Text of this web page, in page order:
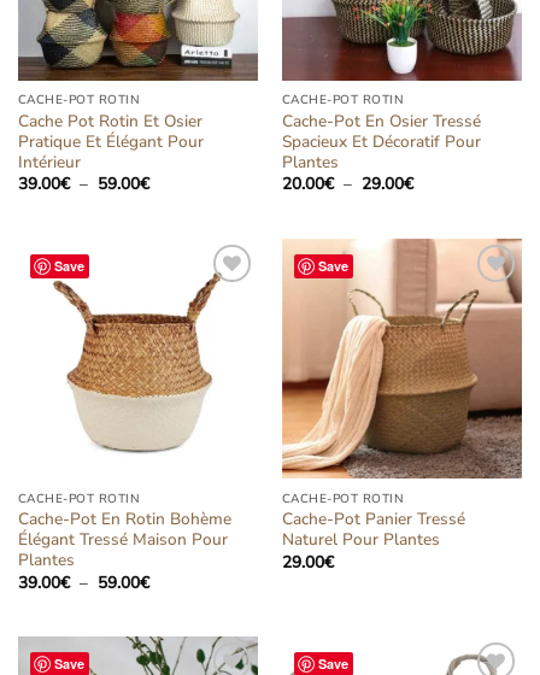
CACHE-POT ROTIN
Cache Pot Rotin Et Osier
Pratique Et Élégant Pour
Intérieur
39.00€ – 59.00€Plage
CACHE-POT ROTIN
Cache-Pot En Osier Tressé
Spacieux Et Décoratif Pour
Plantes
20.00€ – 29.00€Plage
à
29.00€
Save
Ajouter
à la liste
d’envies
CACHE-POT ROTIN
Cache-Pot En Rotin Bohème
Élégant Tressé Maison Pour
Plantes
39.00€ – 59.00€Plage
à
59.00€
Save
Ajouter
à la liste
d’envies
CACHE-POT ROTIN
Cache-Pot Panier Tressé
Naturel Pour Plantes
29.00€
Save Save